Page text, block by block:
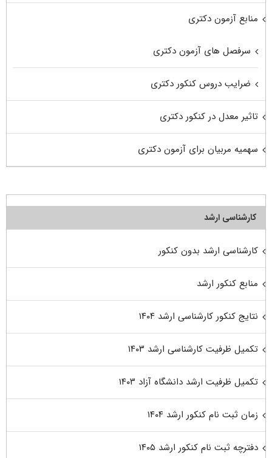
منابع آزمون دکتری
سرفصل های آزمون دکتری
ضرایب دروس کنکور دکتری
تاثیر معدل در کنکور دکتری
سهمیه مربیان برای آزمون دکتری
کارشناسی ارشد
کارشناسی ارشد بدون کنکور
منابع کنکور ارشد
نتایج کنکور کارشناسی ارشد ۱۴۰۴
تکمیل ظرفیت کارشناسی ارشد ۱۴۰۳
تکمیل ظرفیت ارشد دانشگاه آزاد ۱۴۰۳
زمان ثبت نام کنکور ارشد ۱۴۰۴
دفترچه ثبت نام کنکور ارشد ۱۴۰۵